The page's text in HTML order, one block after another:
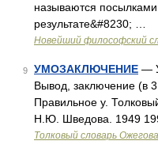
называются
результате&#8230; …
Новейший философский
9 УМОЗАКЛЮЧЕНИЕ —
Вывод, заключение (в
Правильное у.
Н.Ю. Шведова. 1949
Толковый словарь Ожегова